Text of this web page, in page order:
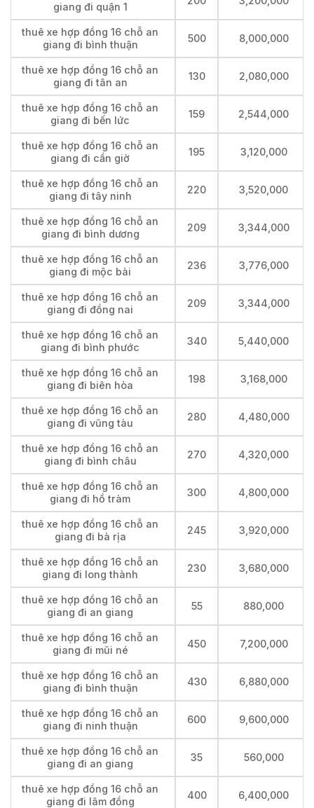
giang đi quận 1
thuê xe hợp đồng 16 chỗ an
giang đi bình thuận
500 8,000,000
thuê xe hợp đồng 16 chỗ an
giang đi tân an
130 2,080,000
thuê xe hợp đồng 16 chỗ an
giang đi bến lức
159 2,544,000
thuê xe hợp đồng 16 chỗ an
giang đi cần giờ
195 3,120,000
thuê xe hợp đồng 16 chỗ an
giang đi tây ninh
220 3,520,000
thuê xe hợp đồng 16 chỗ an
giang đi bình dương
209 3,344,000
thuê xe hợp đồng 16 chỗ an
giang đi mộc bài
236 3,776,000
thuê xe hợp đồng 16 chỗ an
giang đi đồng nai
209 3,344,000
thuê xe hợp đồng 16 chỗ an
giang đi bình phước
340 5,440,000
thuê xe hợp đồng 16 chỗ an
giang đi biên hòa
198 3,168,000
thuê xe hợp đồng 16 chỗ an
giang đi vũng tàu
280 4,480,000
thuê xe hợp đồng 16 chỗ an
giang đi bình châu
270 4,320,000
thuê xe hợp đồng 16 chỗ an
giang đi hồ tràm
300 4,800,000
thuê xe hợp đồng 16 chỗ an
giang đi bà rịa
245 3,920,000
thuê xe hợp đồng 16 chỗ an
giang đi long thành
230 3,680,000
thuê xe hợp đồng 16 chỗ an
giang đi an giang
55 880,000
thuê xe hợp đồng 16 chỗ an
giang đi mũi né
450 7,200,000
thuê xe hợp đồng 16 chỗ an
giang đi bình thuận
430 6,880,000
thuê xe hợp đồng 16 chỗ an
giang đi ninh thuận
600 9,600,000
thuê xe hợp đồng 16 chỗ an
giang đi an giang
35 560,000
thuê xe hợp đồng 16 chỗ an
giang đi lâm đồng
400 6,400,000